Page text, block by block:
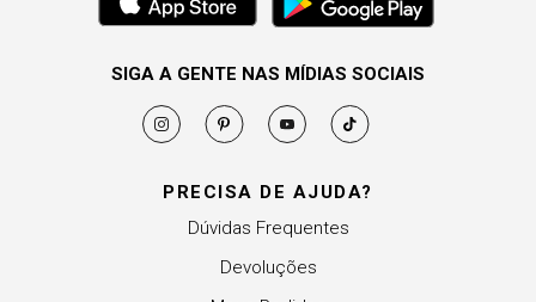
PRECISA DE AJUDA?
Dúvidas Frequentes
Devoluções
SIGA A GENTE NAS MÍDIAS SOCIAIS